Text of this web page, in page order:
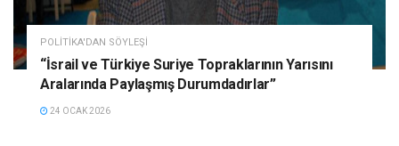
POLITIKA'DAN SÖYLEŞI
“İsrail ve Türkiye Suriye Topraklarının Yarısını
Aralarında Paylaşmış Durumdadırlar”
24 OCAK 2026